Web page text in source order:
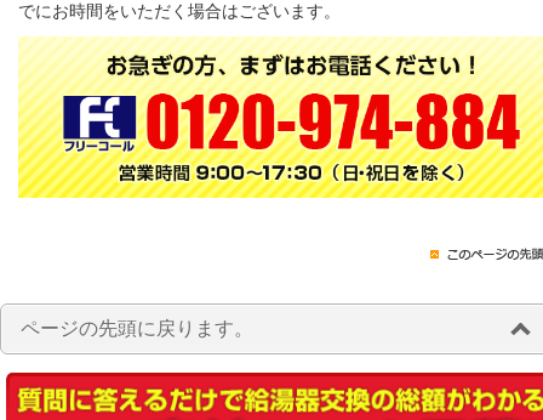
でにお時間をいただく場合はございます。
ページの先頭に戻ります。